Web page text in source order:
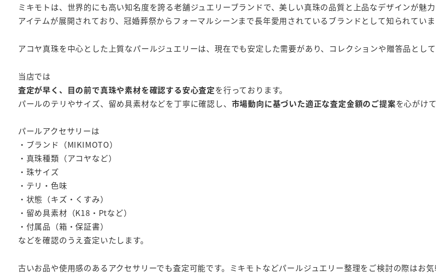
ミキモトは、世界的にも高い知名度を誇る老舗ジュエリーブランドで、美しい真珠の品質と上品なデザインが魅
アイテムが展開されており、冠婚葬祭からフォーマルシーンまで長年愛用されているブランドとして知られていま
アコヤ真珠を中心とした上質なパールジュエリーは、現在でも安定した需要があり、コレクションや贈答品として
当店では
査定が早く、目の前で真珠や素材を確認する安心査定を行っております。
パールのテリやサイズ、留め具素材などを丁寧に確認し、 市場動向に基づいた適正な査定金額のご提案を心がけ
パールアクセサリーは
・ブランド（MIKIMOTO）
・真珠種類（アコヤなど）
・珠サイズ
・テリ・色味
・状態（キズ・くすみ）
・留め具素材（K18・Ptなど）
・付属品（箱・保証書）
などを確認のうえ査定いたします。
古いお品や使用感のあるアクセサリーでも査定可能です。ミキモトなどパールジュエリー整理をご検討の際はお気